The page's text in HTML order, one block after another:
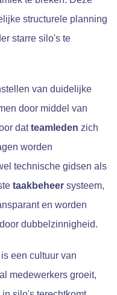
structurele planning
starre silo's te
van duidelijke
door middel van
datteamleden zich
worden
technische gidsen als
taakbeheer systeem,
en worden
dubbelzinnigheid.
een cultuur van
medewerkers groeit,